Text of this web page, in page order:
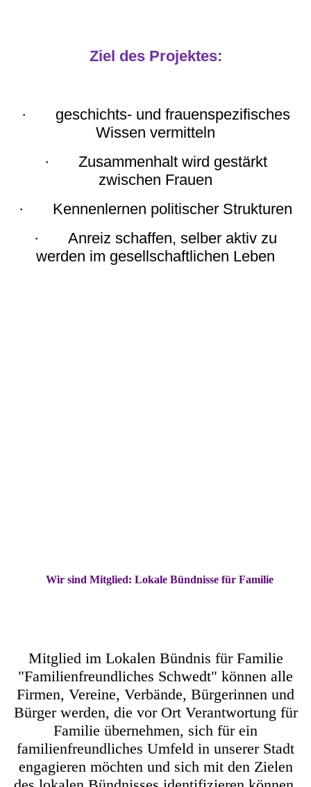
Ziel des Projektes:
· geschichts- und frauenspezifisches
Wissen vermitteln
· Zusammenhalt wird gestärkt
zwischen Frauen
· Kennenlernen politischer Strukturen
· Anreiz schaffen, selber aktiv zu
werden im gesellschaftlichen Leben
Wir sind Mitglied: Lokale Bündnisse für Familie
Mitglied im Lokalen Bündnis für Familie
"Familienfreundliches Schwedt" können alle
Firmen, Vereine, Verbände, Bürgerinnen und
Bürger werden, die vor Ort Verantwortung für
Familie übernehmen, sich für ein
familienfreundliches Umfeld in unserer Stadt
engagieren möchten und sich mit den Zielen